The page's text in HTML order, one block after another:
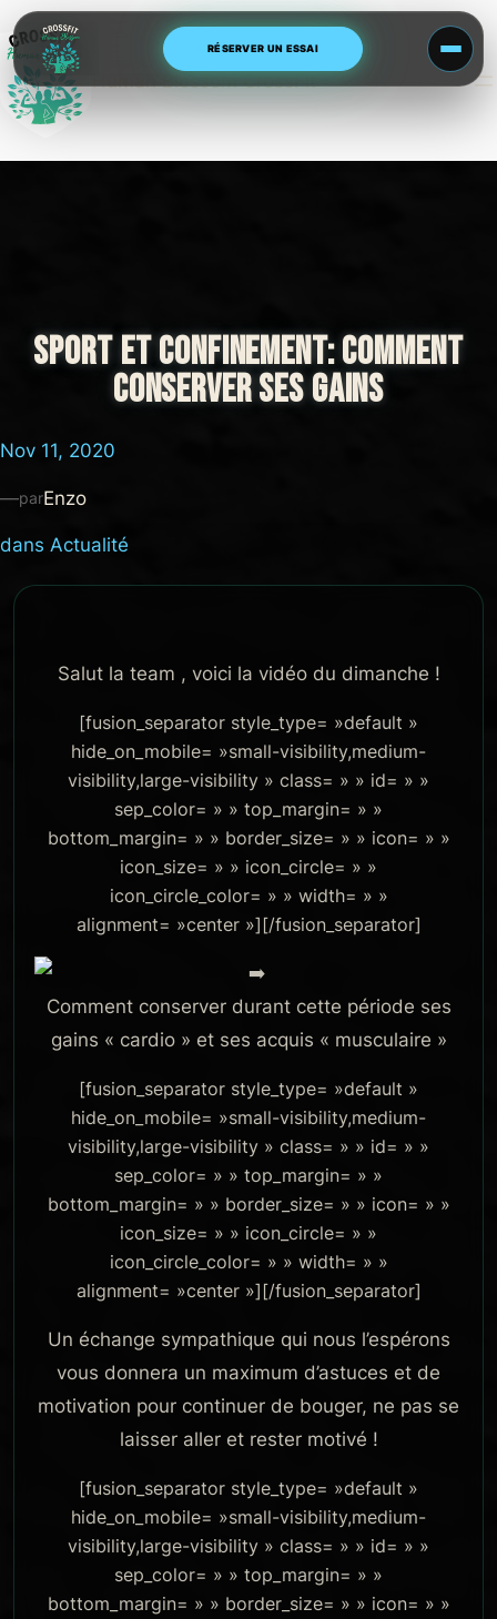
RÉSERVER UN ESSAI
Aller
au
contenu
Human Blossom CrossFit
SPORT ET CONFINEMENT: COMMENT
CONSERVER SES GAINS
Nov 11, 2020
—parEnzo
dans Actualité
Salut la team , voici la vidéo du dimanche !
[fusion_separator style_type= »default »
hide_on_mobile= »small-visibility,medium-
visibility,large-visibility » class= » » id= » »
sep_color= » » top_margin= » »
bottom_margin= » » border_size= » » icon= » »
icon_size= » » icon_circle= » »
icon_circle_color= » » width= » »
alignment= »center »][/fusion_separator]
Comment conserver durant cette période ses
gains « cardio » et ses acquis « musculaire »
[fusion_separator style_type= »default »
hide_on_mobile= »small-visibility,medium-
visibility,large-visibility » class= » » id= » »
sep_color= » » top_margin= » »
bottom_margin= » » border_size= » » icon= » »
icon_size= » » icon_circle= » »
icon_circle_color= » » width= » »
alignment= »center »][/fusion_separator]
Un échange sympathique qui nous l’espérons
vous donnera un maximum d’astuces et de
motivation pour continuer de bouger, ne pas se
laisser aller et rester motivé !
[fusion_separator style_type= »default »
hide_on_mobile= »small-visibility,medium-
visibility,large-visibility » class= » » id= » »
sep_color= » » top_margin= » »
bottom_margin= » » border_size= » » icon= » »